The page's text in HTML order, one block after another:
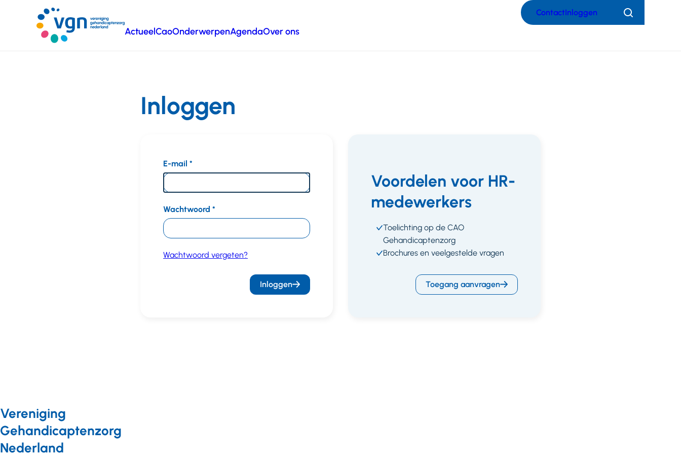
hoofdinhoud
ActueelCaoOnderwerpenAgendaOver ons
ContactInloggen Zoeken
Inloggen
E-mail
Wachtwoord
Wachtwoord vergeten?
Inloggen
Voordelen voor HR-
medewerkers
Toelichting op de CAO
Gehandicaptenzorg
Brochures en veelgestelde vragen
Toegang aanvragen
Vereniging
Gehandicaptenzorg
Nederland